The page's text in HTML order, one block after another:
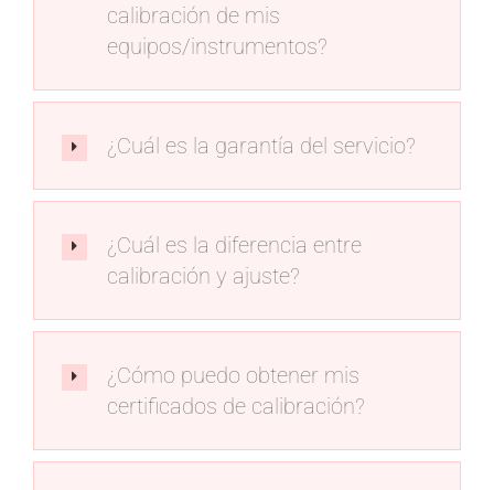
calibración de mis
equipos/instrumentos?
¿Cuál es la garantía del servicio?
¿Cuál es la diferencia entre
calibración y ajuste?
¿Cómo puedo obtener mis
certificados de calibración?